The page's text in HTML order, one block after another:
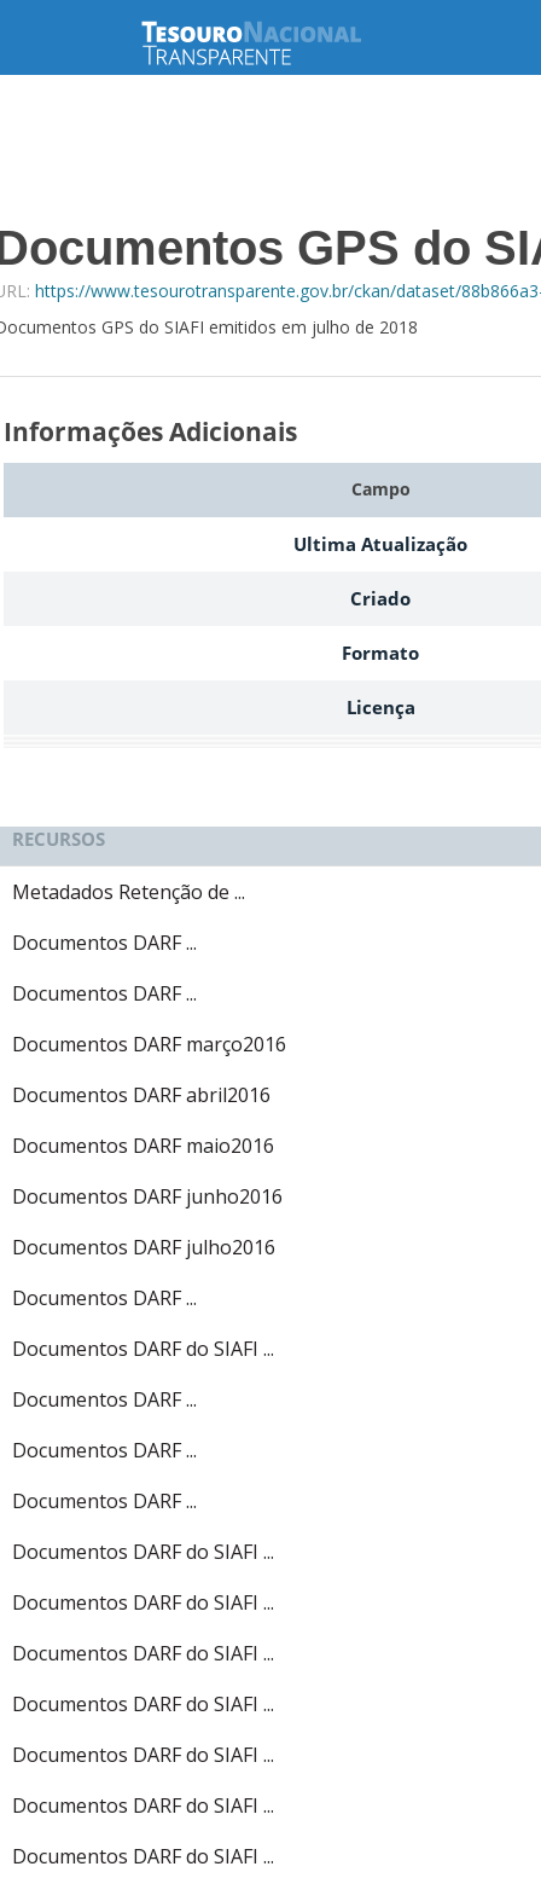
GPS do
https://www.tesourotransparente.gov.br/ckan/dataset/
GPS do SIAFI emitidos em julho de 2018
Informações Adicionais
Campo
Ultima Atualização
Criado
Formato
Licença
RECURSOS
Metadados Retenção de ...
Documentos DARF ...
Documentos DARF ...
Documentos DARF março2016
Documentos DARF abril2016
Documentos DARF maio2016
Documentos DARF junho2016
Documentos DARF julho2016
Documentos DARF ...
Documentos DARF do SIAFI ...
Documentos DARF ...
Documentos DARF ...
Documentos DARF ...
Documentos DARF do SIAFI ...
Documentos DARF do SIAFI ...
Documentos DARF do SIAFI ...
Documentos DARF do SIAFI ...
Documentos DARF do SIAFI ...
Documentos DARF do SIAFI ...
Documentos DARF do SIAFI ...